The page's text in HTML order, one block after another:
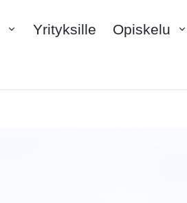
Yrityksille
Opiskelu